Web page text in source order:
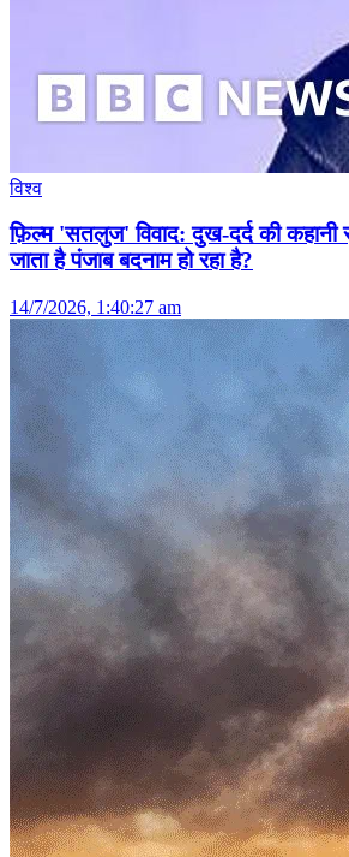
विश्व
फ़िल्म 'सतलुज' विवाद: दुख-दर्द की कहानी
जाता है पंजाब बदनाम हो रहा है?
14/7/2026, 1:40:27 am